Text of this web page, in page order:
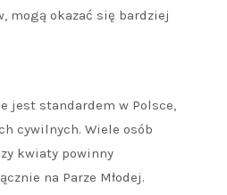
mogą okazać się bardziej
jest standardem w Polsce,
cywilnych. Wiele osób
kwiaty powinny
na Parze Młodej.